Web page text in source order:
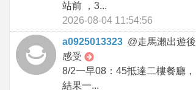
站前 ，3...
2026-08-04 11:54:56
a0925013323 @走馬瀨出遊後
感受
8/2一早08：45抵達二樓餐廳，
結果一...